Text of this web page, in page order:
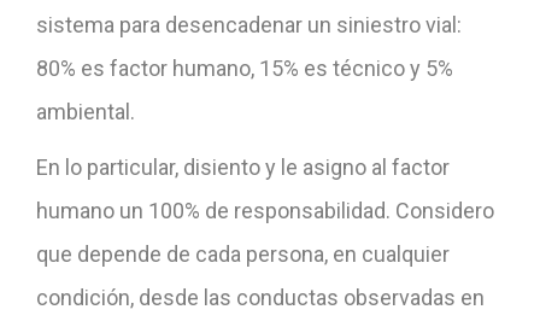
sistema para desencadenar un siniestro vial:
80% es factor humano, 15% es técnico y 5%
ambiental.
En lo particular, disiento y le asigno al factor
humano un 100% de responsabilidad. Considero
que depende de cada persona, en cualquier
condición, desde las conductas observadas en